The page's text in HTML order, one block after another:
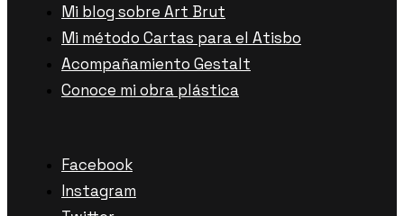
Mi blog sobre Art Brut
Mi método Cartas para el Atisbo
Acompañamiento Gestalt
Conoce mi obra plástica
Facebook
Instagram